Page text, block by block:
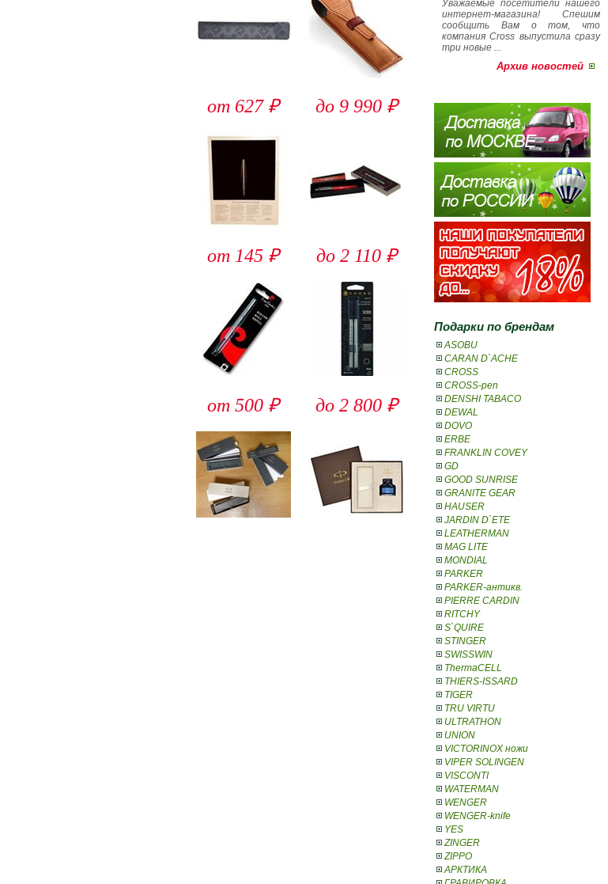
от 627 ₽ до 9 990 ₽
от 145 ₽ до 2 110 ₽
от 500 ₽ до 2 800 ₽
Уважаемые посетители нашего
интернет-магазина! Спешим
сообщить Вам о том, что
компания Cross выпустила сразу
три новые ...
Архив новостей
Подарки по брендам
ASOBU
CARAN D`ACHE
CROSS
CROSS-pen
DENSHI TABACO
DEWAL
DOVO
ERBE
FRANKLIN COVEY
GD
GOOD SUNRISE
GRANITE GEAR
HAUSER
JARDIN D`ETE
LEATHERMAN
MAG LITE
MONDIAL
PARKER
PARKER-антикв.
PIERRE CARDIN
RITCHY
S`QUIRE
STINGER
SWISSWIN
ThermaCELL
THIERS-ISSARD
TIGER
TRU VIRTU
ULTRATHON
UNION
VICTORINOX ножи
VIPER SOLINGEN
VISCONTI
WATERMAN
WENGER
WENGER-knife
YES
ZINGER
ZIPPO
АРКТИКА